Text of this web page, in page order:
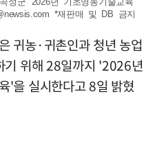
*재판매 및 DB 금지
귀농·귀촌인과 청년 농업
기 위해 28일까지 '2026년
'을 실시한다고 8일 밝혔